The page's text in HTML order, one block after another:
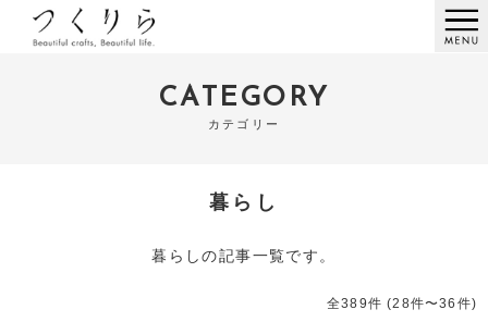
CATEGORY
カテゴリー
暮らし
暮らしの記事一覧です。
全389件 (28件〜36件)